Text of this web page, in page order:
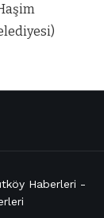
Haberleri -